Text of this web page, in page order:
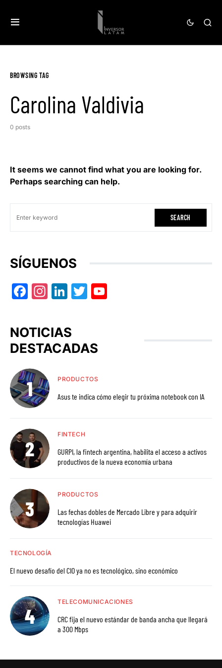
BROWSING TAG
Carolina Valdivia
0 posts
It seems we cannot find what you are looking for.
Perhaps searching can help.
SEARCH
SÍGUENOS
Facebook
Instagram
LinkedIn
Twitter
NOTICIAS
DESTACADAS
PRODUCTOS
Asus te indica cómo elegir tu próxima notebook con IA
FINTECH
GURPI, la fintech argentina, habilita el acceso a activos
productivos de la nueva economía urbana
PRODUCTOS
Las fechas dobles de Mercado Libre y para adquirir
tecnologías Huawei
TECNOLOGÍA
El nuevo desafío del CIO ya no es tecnológico, sino económico
TELECOMUNICACIONES
CRC fija el nuevo estándar de banda ancha que llegará
a 300 Mbps